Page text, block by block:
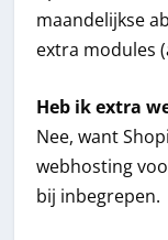
maandelijkse
extra modules
Heb ik extra
Nee, want
webhosting
bij inbegrepen.